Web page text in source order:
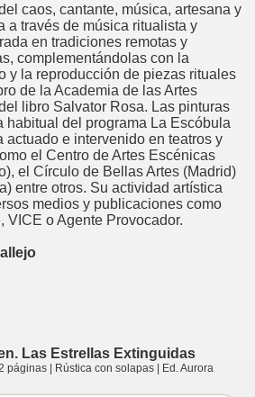
caos, cantante, música, artesana y
a través de música ritualista y
en tradiciones remotas y
complementándolas con la
y la reproducción de piezas rituales
de la Academia de las Artes
libro Salvator Rosa. Las pinturas
habitual del programa La Escóbula
actuado e intervenido en teatros y
el Centro de Artes Escénicas
el Círculo de Bellas Artes (Madrid)
entre otros. Su actividad artística
medios y publicaciones como
VICE o Agente Provocador.
Las Estrellas Extinguidas
páginas | Rústica con solapas | Ed. Aurora